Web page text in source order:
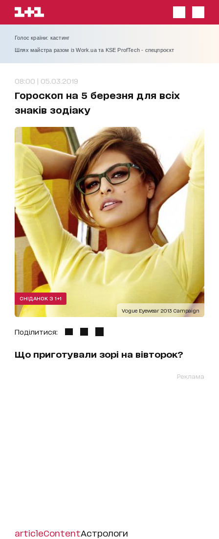
Голос країни: кастинг
Шлях майстра разом із Work.ua та KSE ProfTech - спецпроєкт
08:00 | 05.03.2019
Гороскоп на 5 березня для всіх
знаків зодіаку
Vogue Eyewear 2013 Campaign
СНІДАНОК З 1+1
Поділитися:
Що приготували зорі на вівторок?
Реклама
articleContentАстрологи